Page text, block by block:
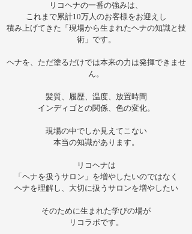
リコヘナの一番の強みは、
これまで累計10万人のお客様をお迎えし
積み上げてきた「現場から生まれたヘナの知識と技
術」です。
ヘナを、ただ塗るだけでは本来の力は発揮できませ
ん。
髪質、履歴、温度、放置時間
インディゴとの関係、色の変化。
現場の中でしか見えてこない
本当の知識があります。
リコヘナは
「ヘナを扱うサロン」を増やしたいのではなく
ヘナを理解し、大切に扱うサロンを増やしたい
そのために生まれた学びの場が
​リコラボです。